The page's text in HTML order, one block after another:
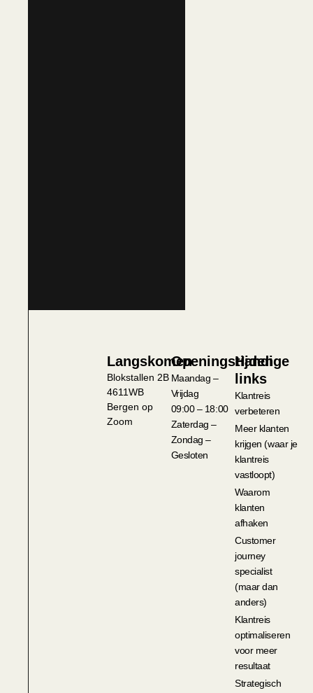
Langskomen
Blokstallen 2B
4611WB
Bergen op
Zoom
Openingstijden
Maandag –
Vrijdag
09:00 – 18:00
Zaterdag –
Zondag –
Gesloten
Handige
links
Klantreis
verbeteren
Meer klanten
krijgen (waar je
klantreis
vastloopt)
Waarom
klanten
afhaken
Customer
journey
specialist
(maar dan
anders)
Klantreis
optimaliseren
voor meer
resultaat
Strategisch